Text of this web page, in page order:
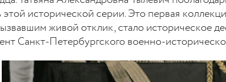
этой исторической серии. Это первая
живой отклик, стало историческое
Санкт-Петербургского военно-